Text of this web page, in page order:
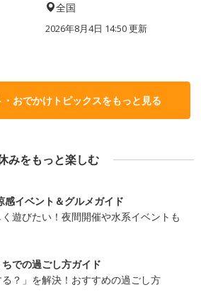
全国
2026年8月4日 14:50更新
おでかけトピックスをもっと見る
みをもっと楽しむ
感イベント＆グルメガイド
遊びたい！夜間開催や水系イベントも
での過ごし方ガイド
る？」を解決！おすすめの過ごし方